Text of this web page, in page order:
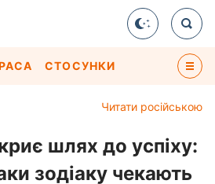
СТОСУНКИ
Читати російською
шлях до успіху:
зодіаку чекають